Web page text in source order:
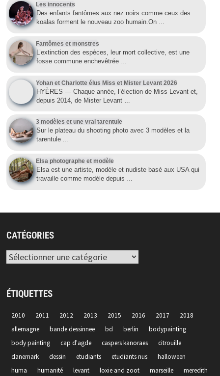
Les innocents
Des enfants fantômes aux nez noirs comme ceux des
koalas forment le nouveau zoo humain.On …
Fantômes et monstres
L’extinction des espèces, leur mort collective, est une
fosse commune enchevêtrée …
Yohan et Charlotte élus Miss et Mister Levant 2026
HYÈRES — Chaque année, l’élection de Miss Levant et,
depuis 2014, de Mister Levant
3 modèles et une vrai tarentule
Sur le plateau du shooting photo avec 3 modèles et la
tarentule…
Elsa photographe et modèle
Elsa est une artiste, modèle et nudiste basé aux USA qui
travaille comme modèle depuis …
CATÉGORIES
Catégories
ÉTIQUETTES
2010 2011 2012 2013 2015 2016 2017
2018
allemagne
bande dessinnee bd berlin
bodypainting
body painting
cap d'agde caspers kanoraes
citrouille
danemark
dessin etudiants etudiants nus
halloween
huma
humanité levant loxie and zoot marseille
meredith